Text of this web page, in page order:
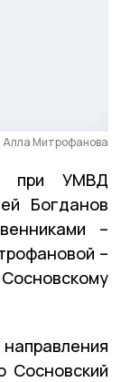
Алла Митрофанова
при УМВД
Богданов
–
–
Сосновский